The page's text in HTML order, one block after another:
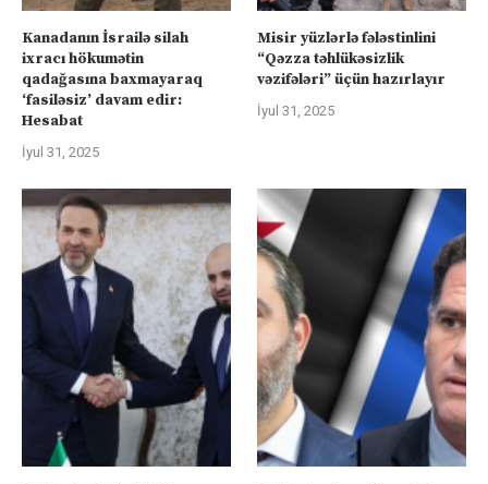
Kanadanın İsrailə silah
ixracı hökumətin
qadağasına baxmayaraq
‘fasiləsiz’ davam edir:
Hesabat
İyul 31, 2025
Misir yüzlərlə fələstinlini
“Qəzza təhlükəsizlik
vəzifələri” üçün hazırlayır
İyul 31, 2025